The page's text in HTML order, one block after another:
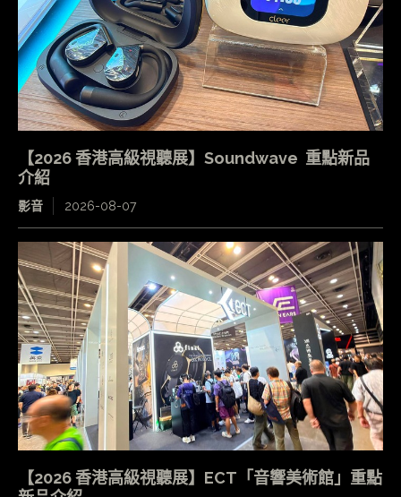
【2026 香港高級視聽展】Soundwave 重點新品
介紹
影音 2026-08-07
【2026 香港高級視聽展】ECT「音響美術館」重點